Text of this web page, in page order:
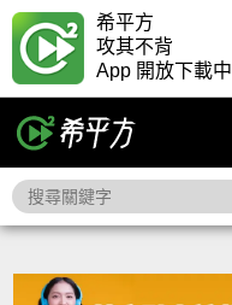
希平方
攻其不背
App 開放下載中